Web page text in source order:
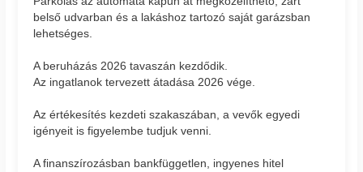
belső udvarban és a lakáshoz tartozó saját garázsban
lehetséges.
A beruházás 2026 tavaszán kezdődik.
Az ingatlanok tervezett átadása 2026 vége.
Az értékesítés kezdeti szakaszában, a vevők egyedi
igényeit is figyelembe tudjuk venni.
A finanszírozásban bankfüggetlen, ingyenes hitel